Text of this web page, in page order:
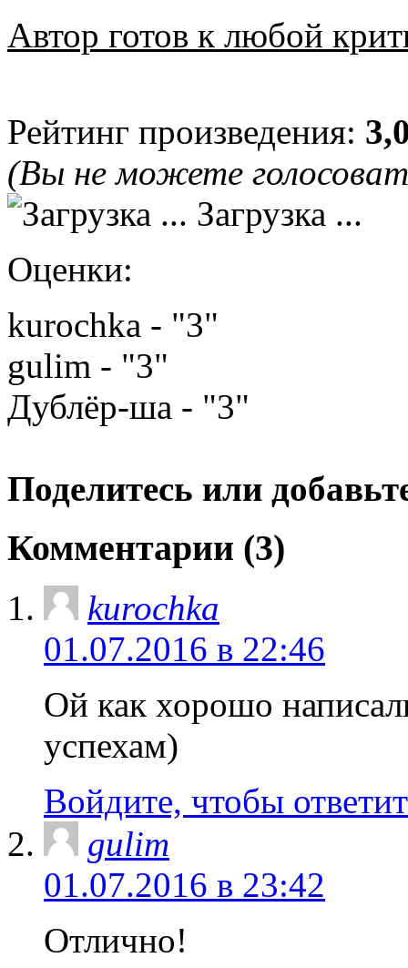
Автор готов к любой
Рейтинг произведения:
(Вы не можете
Загрузка ...
Оценки:
kurochka - "3"
gulim - "3"
Дублёр-ша - "3"
Поделитесь или
Комментарии (3)
kurochka
01.07.2016 в 22:46
Ой как хорошо
успехам)
Войдите, чтобы
gulim
01.07.2016 в 23:42
Отлично!